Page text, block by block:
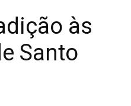
às
Santo